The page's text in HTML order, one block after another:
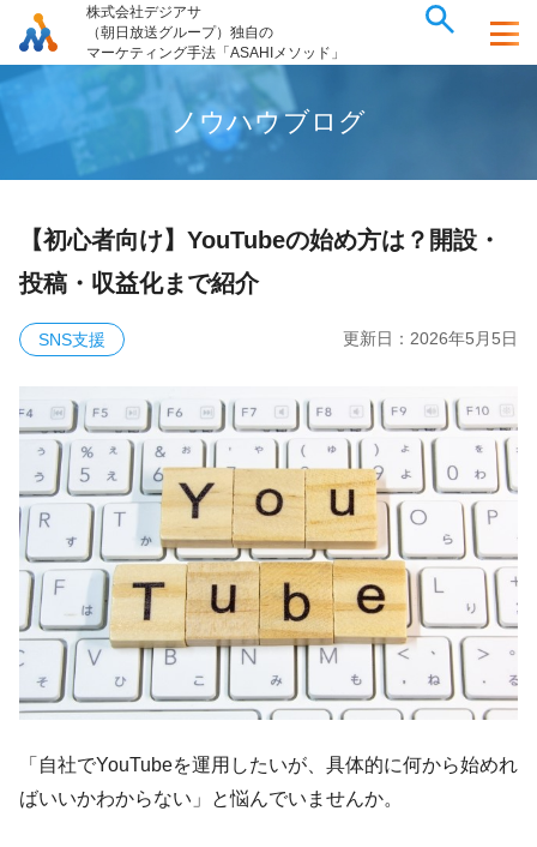
株式会社デジアサ
（朝日放送グループ）独自の
マーケティング手法「ASAHIメソッド」
ノウハウブロ グ
【初心者向け】YouTubeの始め方は？開設・
投稿・収益化まで紹介
SNS支援 更新日： 2026年5月5日
「自社でYouTubeを運用したいが、具体的に何から始めれ
ばいいかわからない」と悩んでいませんか。